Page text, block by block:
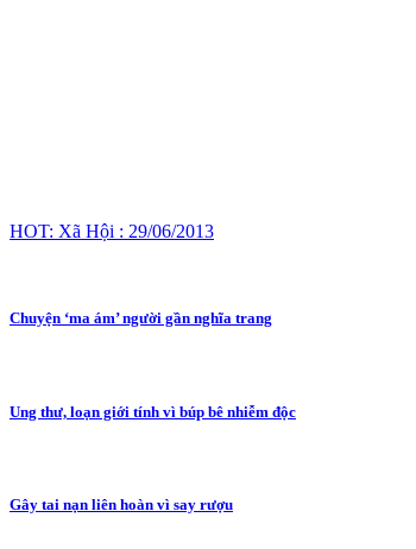
HOT: Xã Hội : 29/06/2013
Chuyện ‘ma ám’ người gần nghĩa trang
Ung thư, loạn giới tính vì búp bê nhiễm độc
Gây tai nạn liên hoàn vì say rượu